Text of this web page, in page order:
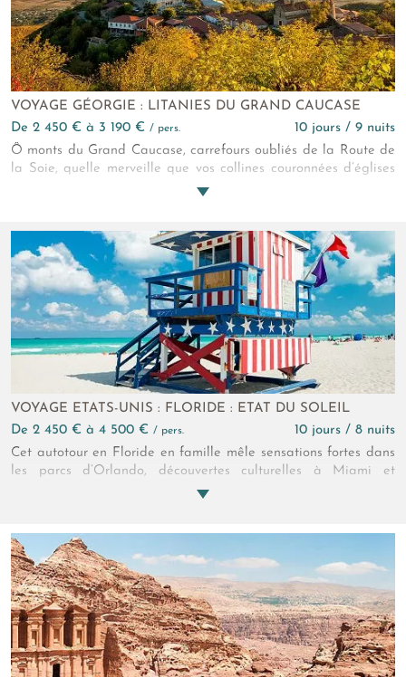
VOYAGE GÉORGIE : LITANIES DU GRAND CAUCASE
de 2 450 € à 3 190 € / pers.
10 jours / 9 nuits
Ô monts du Grand Caucase, carrefours oubliés de la Route de
la Soie, quelle merveille que vos collines couronnées d’églises
et de forteresses solitaires, vos sentiers de randonnée dérobés,
VOYAGE ETATS-UNIS : FLORIDE : ETAT DU SOLEIL
de 2 450 € à 4 500 € / pers.
10 jours / 8 nuits
Cet autotour en Floride en famille mêle sensations fortes dans
les parcs d’Orlando, découvertes culturelles à Miami et
paysages grandioses des Keys. Dix jours vibrants, entre